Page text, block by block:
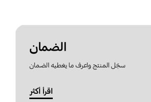
الضمان
سجّل المنتج واعرف ما يغطيه الضمان
اقرأ أكثر